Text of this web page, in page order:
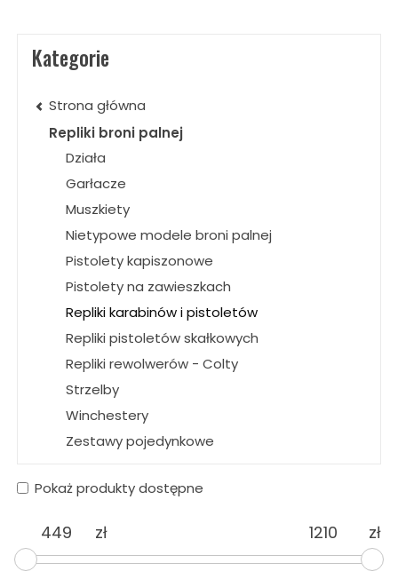
Kategorie
Strona główna
Repliki broni palnej
Działa
Garłacze
Muszkiety
Nietypowe modele broni palnej
Pistolety kapiszonowe
Pistolety na zawieszkach
Repliki karabinów i pistoletów
Repliki pistoletów skałkowych
Repliki rewolwerów - Colty
Strzelby
Winchestery
Zestawy pojedynkowe
Pokaż produkty dostępne
zł zł